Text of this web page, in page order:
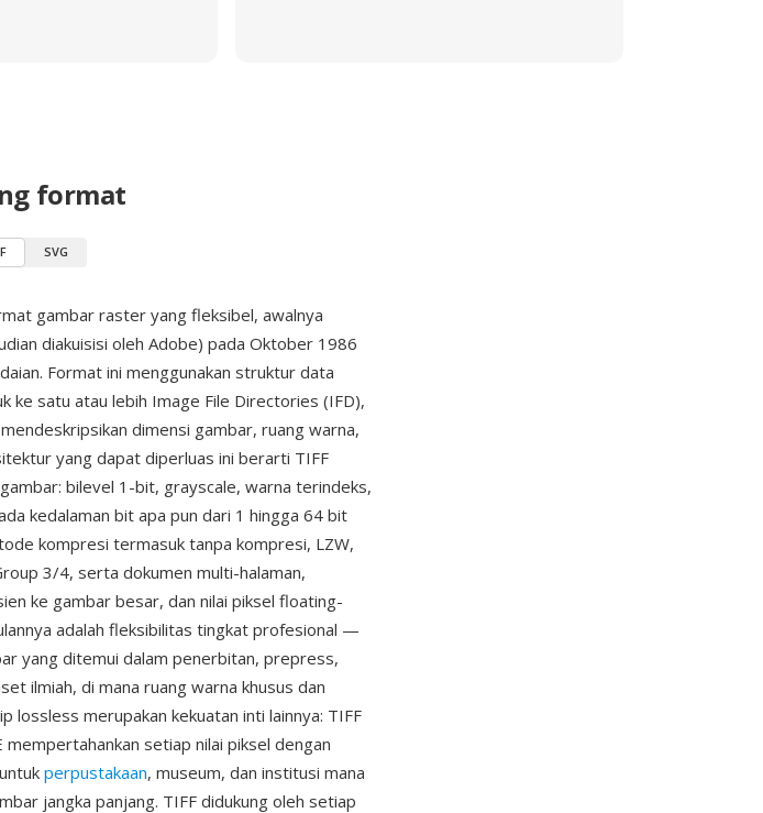
format
SVG
gambar raster yang fleksibel, awalnya
diakuisisi oleh Adobe) pada Oktober 1986
Format ini menggunakan struktur data
ke satu atau lebih Image File Directories (IFD),
dimensi gambar, ruang warna,
yang dapat diperluas ini berarti TIFF
bilevel 1-bit, grayscale, warna terindeks,
kedalaman bit apa pun dari 1 hingga 64 bit
kompresi termasuk tanpa kompresi, LZW,
3/4, serta dokumen multi-halaman,
ke gambar besar, dan nilai piksel floating-
adalah fleksibilitas tingkat profesional —
yang ditemui dalam penerbitan, prepress,
ilmiah, di mana ruang warna khusus dan
lossless merupakan kekuatan inti lainnya: TIFF
setiap nilai piksel dengan
perpustakaan, museum, dan institusi mana
jangka panjang. TIFF didukung oleh setiap